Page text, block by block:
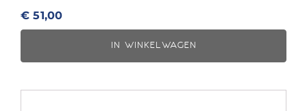
€ 51,00
IN WINKELWAGEN